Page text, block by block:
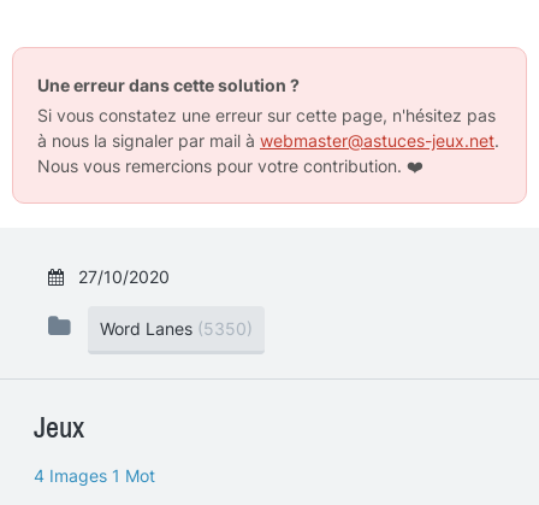
Une erreur dans cette solution ?
Si vous constatez une erreur sur cette page, n'hésitez pas
à nous la signaler par mail à webmaster@astuces-jeux.net.
Nous vous remercions pour votre contribution. ❤️
27/10/2020
Word Lanes (5350)
Jeux
4 Images 1 Mot